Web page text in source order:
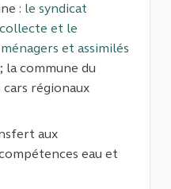
: le syndicat
et le
et assimilés
externe)
; la commune du
cars régionaux
aux
eau et